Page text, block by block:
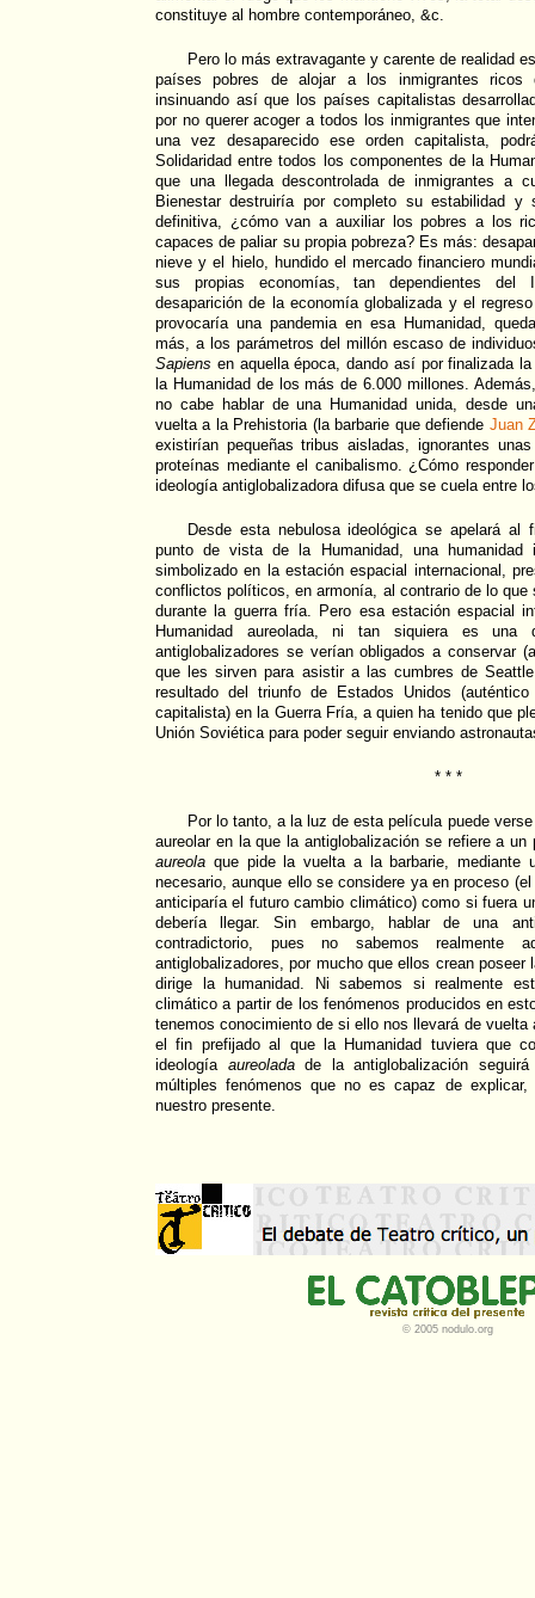
constituye al hombre contemporáneo, &c.
Pero lo más extravagante y carente de realidad
países pobres de alojar a los inmigrantes ricos
insinuando así que los países capitalistas
por no querer acoger a todos los inmigrantes que
una vez desaparecido ese orden capitalista,
Solidaridad entre todos los componentes de la
que una llegada descontrolada de inmigrantes a
Bienestar destruiría por completo su estabilidad
definitiva, ¿cómo van a auxiliar los pobres a los
capaces de paliar su propia pobreza? Es más:
nieve y el hielo, hundido el mercado financiero
sus propias economías, tan dependientes del
desaparición de la economía globalizada y el
provocaría una pandemia en esa Humanidad,
más, a los parámetros del millón escaso de
Sapiens en aquella época, dando así por finalizada
la Humanidad de los más de 6.000 millones.
no cabe hablar de una Humanidad unida, desde
vuelta a la Prehistoria (la barbarie que defiende Juan
existirían pequeñas tribus aisladas, ignorantes
proteínas mediante el canibalismo. ¿Cómo
ideología antiglobalizadora difusa que se cuela entre
Desde esta nebulosa ideológica se apelará
punto de vista de la Humanidad, una humanidad
simbolizado en la estación espacial internacional,
conflictos políticos, en armonía, al contrario de lo que
durante la guerra fría. Pero esa estación espacial
Humanidad aureolada, ni tan siquiera es
antiglobalizadores se verían obligados a conservar
que les sirven para asistir a las cumbres de
resultado del triunfo de Estados Unidos
capitalista) en la Guerra Fría, a quien ha tenido que
Unión Soviética para poder seguir enviando
* * *
Por lo tanto, a la luz de esta película puede
aureolar en la que la antiglobalización se refiere a un
aureola que pide la vuelta a la barbarie, mediante
necesario, aunque ello se considere ya en proceso
anticiparía el futuro cambio climático) como si fuera
debería llegar. Sin embargo, hablar de una
contradictorio, pues no sabemos realmente
antiglobalizadores, por mucho que ellos crean poseer
dirige la humanidad. Ni sabemos si realmente
climático a partir de los fenómenos producidos en
tenemos conocimiento de si ello nos llevará de
el fin prefijado al que la Humanidad tuviera que
ideología aureoladade la antiglobalización
múltiples fenómenos que no es capaz de explicar,
nuestro presente.
© 2005 nodulo.org